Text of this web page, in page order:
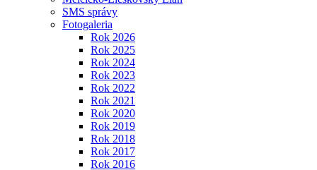
SMS správy
Fotogaleria
Rok 2026
Rok 2025
Rok 2024
Rok 2023
Rok 2022
Rok 2021
Rok 2020
Rok 2019
Rok 2018
Rok 2017
Rok 2016